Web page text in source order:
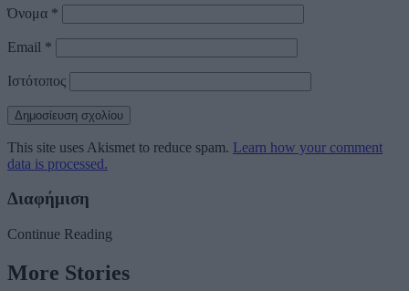
Όνομα *
Email *
Ιστότοπος
This site uses Akismet to reduce spam. Learn how your comment
data is processed.
Διαφήμιση
Continue Reading
More Stories